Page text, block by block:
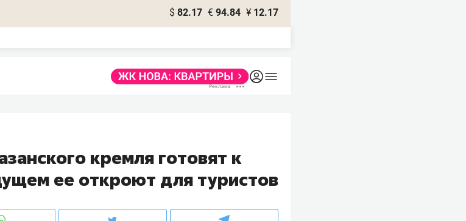
$ 82.17 € 94.84 ¥ 12.17
кремля готовят к
ее откроют для туристов